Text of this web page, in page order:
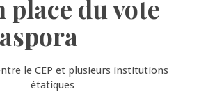
place du vote